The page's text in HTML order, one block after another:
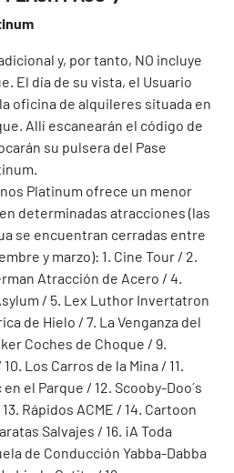
y, por tanto, NO incluye
El día de su vista, el Usuario
oficina de alquileres situada en
Allí escanearán el código de
su pulsera del Pase
Platinum ofrece un menor
determinadas atracciones (las
se encuentran cerradas entre
y marzo): 1. Cine Tour / 2.
Atracción de Acero / 4.
/ 5. Lex Luthor Invertatron
de Hielo / 7. La Venganza del
Coches de Choque / 9.
Los Carros de la Mina / 11.
el Parque / 12. Scooby-Doo´s
Rápidos ACME / 14. Cartoon
Salvajes / 16. ¡A Toda
de Conducción Yabba-Dabba